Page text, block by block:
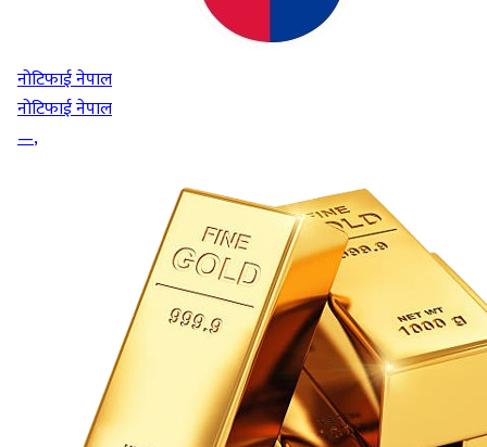
नोटिफाई नेपाल
नोटिफाई नेपाल
—,